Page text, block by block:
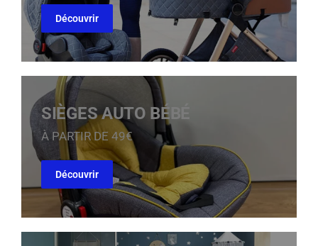
Découvrir
SIÈGES AUTO BÉBÉ
À PARTIR DE 49€
Découvrir